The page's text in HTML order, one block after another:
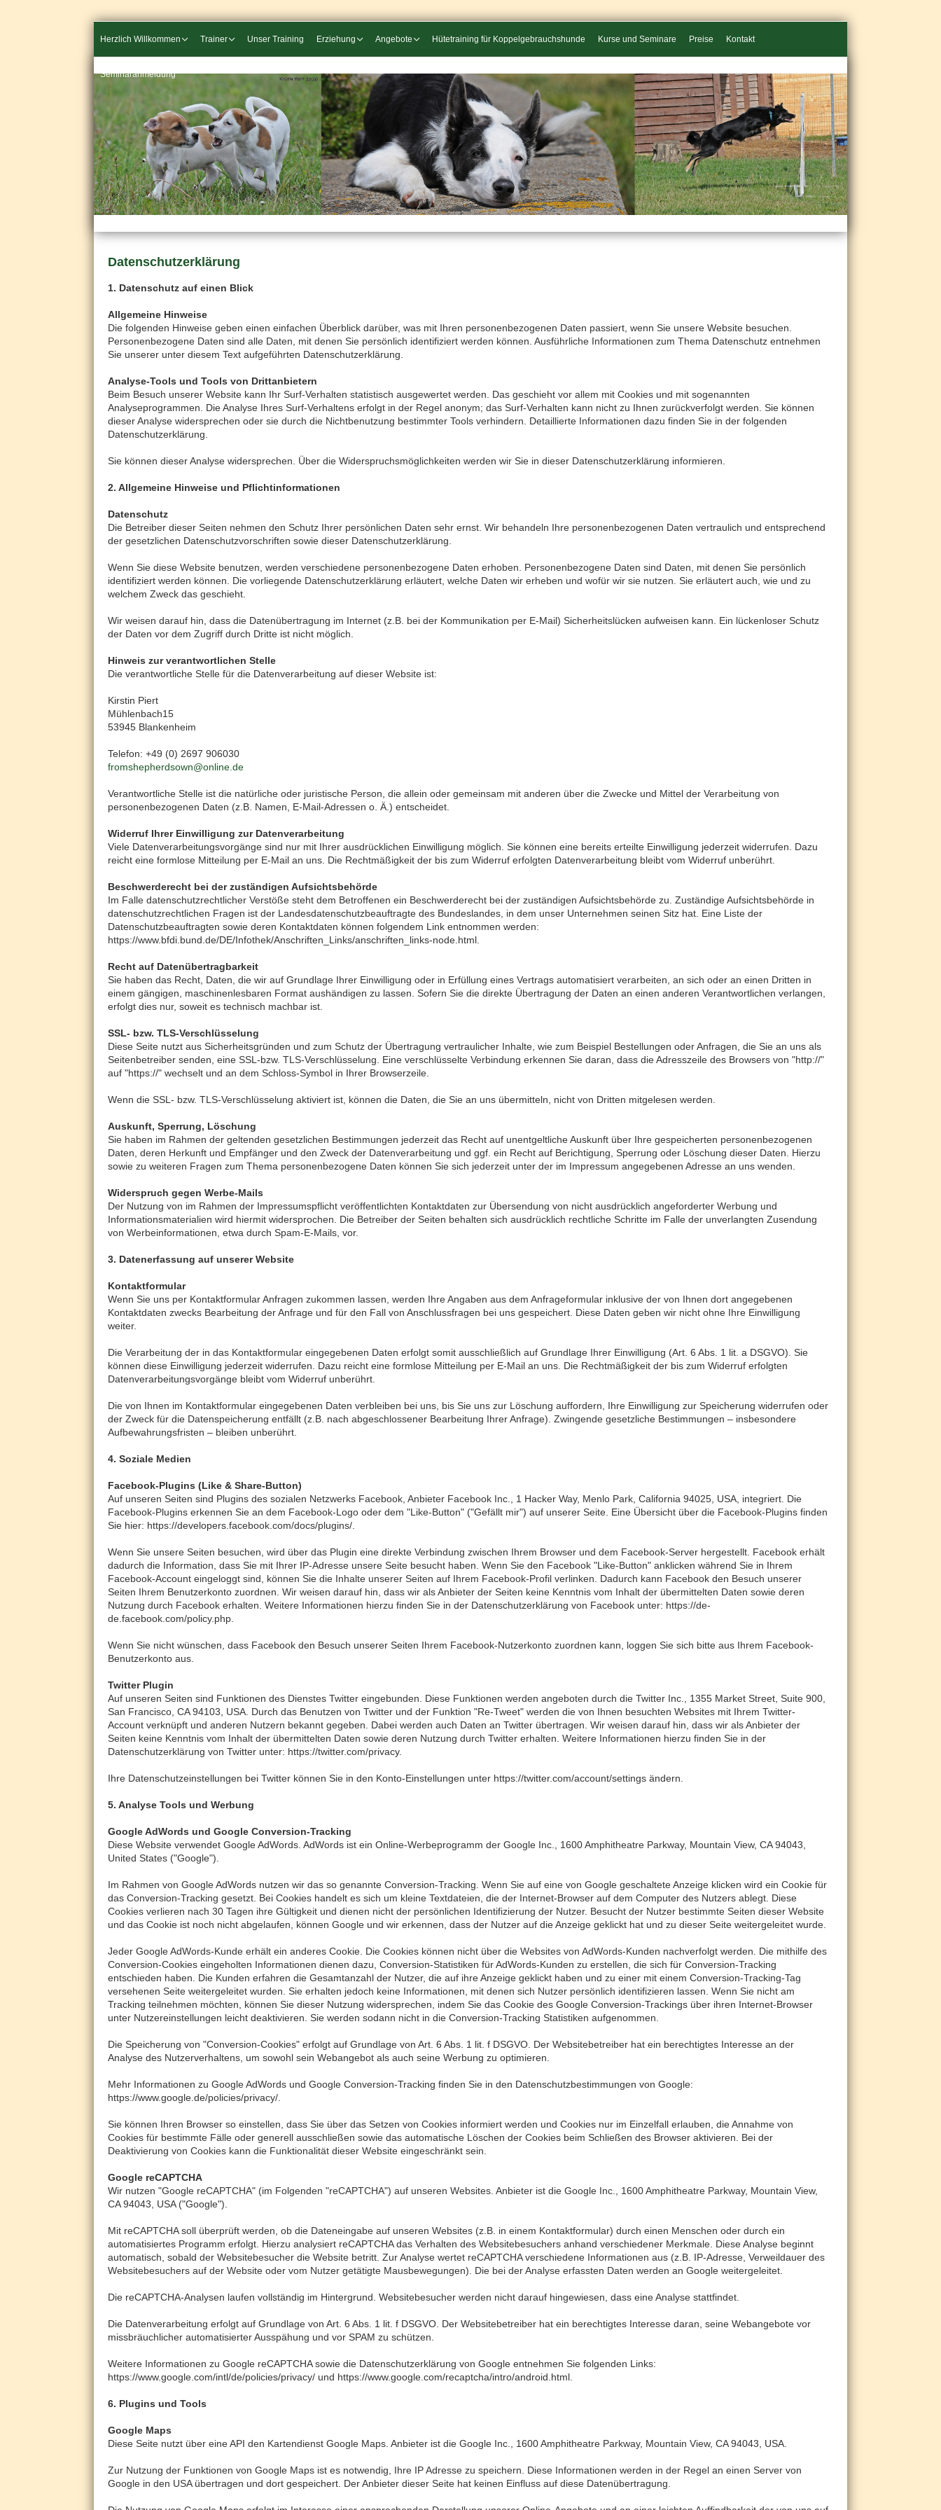
Herzlich Willkommen Trainer Unser Training Erziehung Angebote Hütetraining für Koppelgebrauchshunde Kurse und Seminare Preise Kontakt
Seminaranmeldung
Datenschutzerklärung
1. Datenschutz auf einen Blick
Allgemeine Hinweise
Die folgenden Hinweise geben einen einfachen Überblick darüber, was mit Ihren personenbezogenen Daten passiert, wenn Sie unsere Website besuchen.
Personenbezogene Daten sind alle Daten, mit denen Sie persönlich identifiziert werden können. Ausführliche Informationen zum Thema Datenschutz entnehmen
Sie unserer unter diesem Text aufgeführten Datenschutzerklärung.
Analyse-Tools und Tools von Drittanbietern
Beim Besuch unserer Website kann Ihr Surf-Verhalten statistisch ausgewertet werden. Das geschieht vor allem mit Cookies und mit sogenannten
Analyseprogrammen. Die Analyse Ihres Surf-Verhaltens erfolgt in der Regel anonym; das Surf-Verhalten kann nicht zu Ihnen zurückverfolgt werden. Sie können
dieser Analyse widersprechen oder sie durch die Nichtbenutzung bestimmter Tools verhindern. Detaillierte Informationen dazu finden Sie in der folgenden
Datenschutzerklärung.
Sie können dieser Analyse widersprechen. Über die Widerspruchsmöglichkeiten werden wir Sie in dieser Datenschutzerklärung informieren.
2. Allgemeine Hinweise und Pflichtinformationen
Datenschutz
Die Betreiber dieser Seiten nehmen den Schutz Ihrer persönlichen Daten sehr ernst. Wir behandeln Ihre personenbezogenen Daten vertraulich und entsprechend
der gesetzlichen Datenschutzvorschriften sowie dieser Datenschutzerklärung.
Wenn Sie diese Website benutzen, werden verschiedene personenbezogene Daten erhoben. Personenbezogene Daten sind Daten, mit denen Sie persönlich
identifiziert werden können. Die vorliegende Datenschutzerklärung erläutert, welche Daten wir erheben und wofür wir sie nutzen. Sie erläutert auch, wie und zu
welchem Zweck das geschieht.
Wir weisen darauf hin, dass die Datenübertragung im Internet (z.B. bei der Kommunikation per E-Mail) Sicherheitslücken aufweisen kann. Ein lückenloser Schutz
der Daten vor dem Zugriff durch Dritte ist nicht möglich.
Hinweis zur verantwortlichen Stelle
Die verantwortliche Stelle für die Datenverarbeitung auf dieser Website ist:
Kirstin Piert
Mühlenbach15
53945 Blankenheim
Telefon: +49 (0) 2697 906030
fromshepherdsown@online.de
Verantwortliche Stelle ist die natürliche oder juristische Person, die allein oder gemeinsam mit anderen über die Zwecke und Mittel der Verarbeitung von
personenbezogenen Daten (z.B. Namen, E-Mail-Adressen o. Ä.) entscheidet.
Widerruf Ihrer Einwilligung zur Datenverarbeitung
Viele Datenverarbeitungsvorgänge sind nur mit Ihrer ausdrücklichen Einwilligung möglich. Sie können eine bereits erteilte Einwilligung jederzeit widerrufen. Dazu
reicht eine formlose Mitteilung per E-Mail an uns. Die Rechtmäßigkeit der bis zum Widerruf erfolgten Datenverarbeitung bleibt vom Widerruf unberührt.
Beschwerderecht bei der zuständigen Aufsichtsbehörde
Im Falle datenschutzrechtlicher Verstöße steht dem Betroffenen ein Beschwerderecht bei der zuständigen Aufsichtsbehörde zu. Zuständige Aufsichtsbehörde in
datenschutzrechtlichen Fragen ist der Landesdatenschutzbeauftragte des Bundeslandes, in dem unser Unternehmen seinen Sitz hat. Eine Liste der
Datenschutzbeauftragten sowie deren Kontaktdaten können folgendem Link entnommen werden:
https://www.bfdi.bund.de/DE/Infothek/Anschriften_Links/anschriften_links-node.html.
Recht auf Datenübertragbarkeit
Sie haben das Recht, Daten, die wir auf Grundlage Ihrer Einwilligung oder in Erfüllung eines Vertrags automatisiert verarbeiten, an sich oder an einen Dritten in
einem gängigen, maschinenlesbaren Format aushändigen zu lassen. Sofern Sie die direkte Übertragung der Daten an einen anderen Verantwortlichen verlangen,
erfolgt dies nur, soweit es technisch machbar ist.
SSL- bzw. TLS-Verschlüsselung
Diese Seite nutzt aus Sicherheitsgründen und zum Schutz der Übertragung vertraulicher Inhalte, wie zum Beispiel Bestellungen oder Anfragen, die Sie an uns als
Seitenbetreiber senden, eine SSL-bzw. TLS-Verschlüsselung. Eine verschlüsselte Verbindung erkennen Sie daran, dass die Adresszeile des Browsers von "http://"
auf "https://" wechselt und an dem Schloss-Symbol in Ihrer Browserzeile.
Wenn die SSL- bzw. TLS-Verschlüsselung aktiviert ist, können die Daten, die Sie an uns übermitteln, nicht von Dritten mitgelesen werden.
Auskunft, Sperrung, Löschung
Sie haben im Rahmen der geltenden gesetzlichen Bestimmungen jederzeit das Recht auf unentgeltliche Auskunft über Ihre gespeicherten personenbezogenen
Daten, deren Herkunft und Empfänger und den Zweck der Datenverarbeitung und ggf. ein Recht auf Berichtigung, Sperrung oder Löschung dieser Daten. Hierzu
sowie zu weiteren Fragen zum Thema personenbezogene Daten können Sie sich jederzeit unter der im Impressum angegebenen Adresse an uns wenden.
Widerspruch gegen Werbe-Mails
Der Nutzung von im Rahmen der Impressumspflicht veröffentlichten Kontaktdaten zur Übersendung von nicht ausdrücklich angeforderter Werbung und
Informationsmaterialien wird hiermit widersprochen. Die Betreiber der Seiten behalten sich ausdrücklich rechtliche Schritte im Falle der unverlangten Zusendung
von Werbeinformationen, etwa durch Spam-E-Mails, vor.
3. Datenerfassung auf unserer Website
Kontaktformular
Wenn Sie uns per Kontaktformular Anfragen zukommen lassen, werden Ihre Angaben aus dem Anfrageformular inklusive der von Ihnen dort angegebenen
Kontaktdaten zwecks Bearbeitung der Anfrage und für den Fall von Anschlussfragen bei uns gespeichert. Diese Daten geben wir nicht ohne Ihre Einwilligung
weiter.
Die Verarbeitung der in das Kontaktformular eingegebenen Daten erfolgt somit ausschließlich auf Grundlage Ihrer Einwilligung (Art. 6 Abs. 1 lit. a DSGVO). Sie
können diese Einwilligung jederzeit widerrufen. Dazu reicht eine formlose Mitteilung per E-Mail an uns. Die Rechtmäßigkeit der bis zum Widerruf erfolgten
Datenverarbeitungsvorgänge bleibt vom Widerruf unberührt.
Die von Ihnen im Kontaktformular eingegebenen Daten verbleiben bei uns, bis Sie uns zur Löschung auffordern, Ihre Einwilligung zur Speicherung widerrufen oder
der Zweck für die Datenspeicherung entfällt (z.B. nach abgeschlossener Bearbeitung Ihrer Anfrage). Zwingende gesetzliche Bestimmungen – insbesondere
Aufbewahrungsfristen – bleiben unberührt.
4. Soziale Medien
Facebook-Plugins (Like & Share-Button)
Auf unseren Seiten sind Plugins des sozialen Netzwerks Facebook, Anbieter Facebook Inc., 1 Hacker Way, Menlo Park, California 94025, USA, integriert. Die
Facebook-Plugins erkennen Sie an dem Facebook-Logo oder dem "Like-Button" ("Gefällt mir") auf unserer Seite. Eine Übersicht über die Facebook-Plugins finden
Sie hier: https://developers.facebook.com/docs/plugins/.
Wenn Sie unsere Seiten besuchen, wird über das Plugin eine direkte Verbindung zwischen Ihrem Browser und dem Facebook-Server hergestellt. Facebook erhält
dadurch die Information, dass Sie mit Ihrer IP-Adresse unsere Seite besucht haben. Wenn Sie den Facebook "Like-Button" anklicken während Sie in Ihrem
Facebook-Account eingeloggt sind, können Sie die Inhalte unserer Seiten auf Ihrem Facebook-Profil verlinken. Dadurch kann Facebook den Besuch unserer
Seiten Ihrem Benutzerkonto zuordnen. Wir weisen darauf hin, dass wir als Anbieter der Seiten keine Kenntnis vom Inhalt der übermittelten Daten sowie deren
Nutzung durch Facebook erhalten. Weitere Informationen hierzu finden Sie in der Datenschutzerklärung von Facebook unter: https://de-
de.facebook.com/policy.php.
Wenn Sie nicht wünschen, dass Facebook den Besuch unserer Seiten Ihrem Facebook-Nutzerkonto zuordnen kann, loggen Sie sich bitte aus Ihrem Facebook-
Benutzerkonto aus.
Twitter Plugin
Auf unseren Seiten sind Funktionen des Dienstes Twitter eingebunden. Diese Funktionen werden angeboten durch die Twitter Inc., 1355 Market Street, Suite 900,
San Francisco, CA 94103, USA. Durch das Benutzen von Twitter und der Funktion "Re-Tweet" werden die von Ihnen besuchten Websites mit Ihrem Twitter-
Account verknüpft und anderen Nutzern bekannt gegeben. Dabei werden auch Daten an Twitter übertragen. Wir weisen darauf hin, dass wir als Anbieter der
Seiten keine Kenntnis vom Inhalt der übermittelten Daten sowie deren Nutzung durch Twitter erhalten. Weitere Informationen hierzu finden Sie in der
Datenschutzerklärung von Twitter unter: https://twitter.com/privacy.
Ihre Datenschutzeinstellungen bei Twitter können Sie in den Konto-Einstellungen unter https://twitter.com/account/settings ändern.
5. Analyse Tools und Werbung
Google AdWords und Google Conversion-Tracking
Diese Website verwendet Google AdWords. AdWords ist ein Online-Werbeprogramm der Google Inc., 1600 Amphitheatre Parkway, Mountain View, CA 94043,
United States ("Google").
Im Rahmen von Google AdWords nutzen wir das so genannte Conversion-Tracking. Wenn Sie auf eine von Google geschaltete Anzeige klicken wird ein Cookie für
das Conversion-Tracking gesetzt. Bei Cookies handelt es sich um kleine Textdateien, die der Internet-Browser auf dem Computer des Nutzers ablegt. Diese
Cookies verlieren nach 30 Tagen ihre Gültigkeit und dienen nicht der persönlichen Identifizierung der Nutzer. Besucht der Nutzer bestimmte Seiten dieser Website
und das Cookie ist noch nicht abgelaufen, können Google und wir erkennen, dass der Nutzer auf die Anzeige geklickt hat und zu dieser Seite weitergeleitet wurde.
Jeder Google AdWords-Kunde erhält ein anderes Cookie. Die Cookies können nicht über die Websites von AdWords-Kunden nachverfolgt werden. Die mithilfe des
Conversion-Cookies eingeholten Informationen dienen dazu, Conversion-Statistiken für AdWords-Kunden zu erstellen, die sich für Conversion-Tracking
entschieden haben. Die Kunden erfahren die Gesamtanzahl der Nutzer, die auf ihre Anzeige geklickt haben und zu einer mit einem Conversion-Tracking-Tag
versehenen Seite weitergeleitet wurden. Sie erhalten jedoch keine Informationen, mit denen sich Nutzer persönlich identifizieren lassen. Wenn Sie nicht am
Tracking teilnehmen möchten, können Sie dieser Nutzung widersprechen, indem Sie das Cookie des Google Conversion-Trackings über ihren Internet-Browser
unter Nutzereinstellungen leicht deaktivieren. Sie werden sodann nicht in die Conversion-Tracking Statistiken aufgenommen.
Die Speicherung von "Conversion-Cookies" erfolgt auf Grundlage von Art. 6 Abs. 1 lit. f DSGVO. Der Websitebetreiber hat ein berechtigtes Interesse an der
Analyse des Nutzerverhaltens, um sowohl sein Webangebot als auch seine Werbung zu optimieren.
Mehr Informationen zu Google AdWords und Google Conversion-Tracking finden Sie in den Datenschutzbestimmungen von Google:
https://www.google.de/policies/privacy/.
Sie können Ihren Browser so einstellen, dass Sie über das Setzen von Cookies informiert werden und Cookies nur im Einzelfall erlauben, die Annahme von
Cookies für bestimmte Fälle oder generell ausschließen sowie das automatische Löschen der Cookies beim Schließen des Browser aktivieren. Bei der
Deaktivierung von Cookies kann die Funktionalität dieser Website eingeschränkt sein.
Google reCAPTCHA
Wir nutzen "Google reCAPTCHA" (im Folgenden "reCAPTCHA") auf unseren Websites. Anbieter ist die Google Inc., 1600 Amphitheatre Parkway, Mountain View,
CA 94043, USA ("Google").
Mit reCAPTCHA soll überprüft werden, ob die Dateneingabe auf unseren Websites (z.B. in einem Kontaktformular) durch einen Menschen oder durch ein
automatisiertes Programm erfolgt. Hierzu analysiert reCAPTCHA das Verhalten des Websitebesuchers anhand verschiedener Merkmale. Diese Analyse beginnt
automatisch, sobald der Websitebesucher die Website betritt. Zur Analyse wertet reCAPTCHA verschiedene Informationen aus (z.B. IP-Adresse, Verweildauer des
Websitebesuchers auf der Website oder vom Nutzer getätigte Mausbewegungen). Die bei der Analyse erfassten Daten werden an Google weitergeleitet.
Die reCAPTCHA-Analysen laufen vollständig im Hintergrund. Websitebesucher werden nicht darauf hingewiesen, dass eine Analyse stattfindet.
Die Datenverarbeitung erfolgt auf Grundlage von Art. 6 Abs. 1 lit. f DSGVO. Der Websitebetreiber hat ein berechtigtes Interesse daran, seine Webangebote vor
missbräuchlicher automatisierter Ausspähung und vor SPAM zu schützen.
Weitere Informationen zu Google reCAPTCHA sowie die Datenschutzerklärung von Google entnehmen Sie folgenden Links:
https://www.google.com/intl/de/policies/privacy/ und https://www.google.com/recaptcha/intro/android.html.
6. Plugins und Tools
Google Maps
Diese Seite nutzt über eine API den Kartendienst Google Maps. Anbieter ist die Google Inc., 1600 Amphitheatre Parkway, Mountain View, CA 94043, USA.
Zur Nutzung der Funktionen von Google Maps ist es notwendig, Ihre IP Adresse zu speichern. Diese Informationen werden in der Regel an einen Server von
Google in den USA übertragen und dort gespeichert. Der Anbieter dieser Seite hat keinen Einfluss auf diese Datenübertragung.